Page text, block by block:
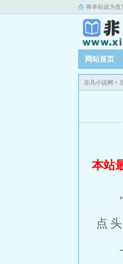
将本站设为首
网站首页
非凡小说网 >
本站
点